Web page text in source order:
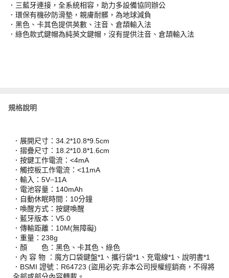
．三藍牙連接，全系統相容，助力多設備協同辦公
．環保有機矽防滑墊，親膚耐髒，為地球減負
．黑色、卡其色提供英數、注音、倉頡輸入法
．綠色款式鍵帽為純英文鍵帽，沒有提供注音、倉頡輸入法
規格說明
．展開尺寸：34.2*10.8*9.5cm
．摺疊尺寸：18.2*10.8*1.6cm
．按鍵工作電流：<4mA
．觸控板工作電流：<11mA
．輸入：5V⎓11A
．電池容量：140mAh
．自動休眠時間：10分鐘
．喚醒方式：按鍵喚醒
．藍牙版本：V5.0
．傳輸距離：10M(無障礙)
．重量：238g
．顏 色：黑色、卡其色、綠色
．內 容 物 ：魔方口袋鍵盤*1、攜行袋*1、充電線*1、說明書*1
．BSMI 證號：R64723 (盜用必究:非本公司授權經銷商，不得將